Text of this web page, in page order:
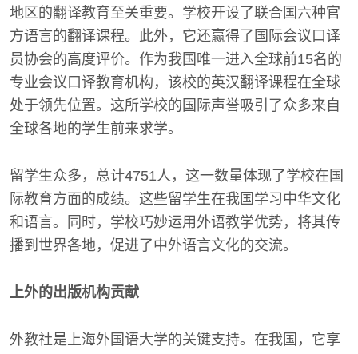
地区的翻译教育至关重要。学校开设了联合国六种官
方语言的翻译课程。此外，它还赢得了国际会议口译
员协会的高度评价。作为我国唯一进入全球前15名的
专业会议口译教育机构，该校的英汉翻译课程在全球
处于领先位置。这所学校的国际声誉吸引了众多来自
全球各地的学生前来求学。
留学生众多，总计4751人，这一数量体现了学校在国
际教育方面的成绩。这些留学生在我国学习中华文化
和语言。同时，学校巧妙运用外语教学优势，将其传
播到世界各地，促进了中外语言文化的交流。
上外的出版机构贡献
外教社是上海外国语大学的关键支持。在我国，它享